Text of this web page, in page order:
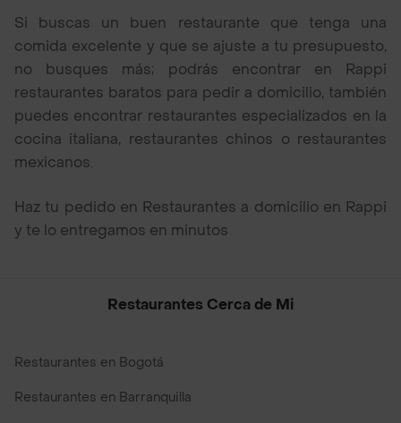
Si buscas un buen restaurante que tenga una
comida excelente y que se ajuste a tu presupuesto,
no busques más; podrás encontrar en Rappi
restaurantes baratos para pedir a domicilio, también
puedes encontrar restaurantes especializados en la
cocina italiana, restaurantes chinos o restaurantes
mexicanos.
Haz tu pedido en Restaurantes a domicilio en Rappi
y te lo entregamos en minutos
Restaurantes Cerca de Mi
Restaurantes en Bogotá
Restaurantes en Barranquilla